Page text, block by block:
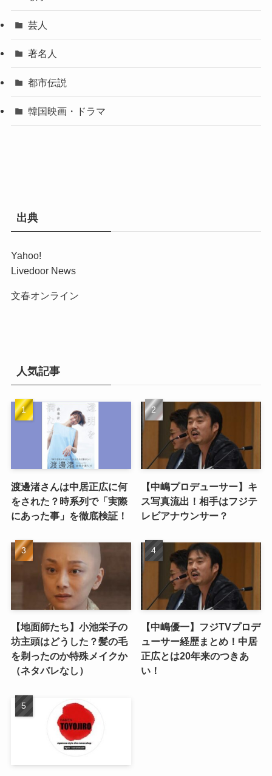
芸人
著名人
都市伝説
韓国映画・ドラマ
出典
Yahoo!
Livedoor News
文春オンライン
人気記事
渡邊渚さんは中居正広に何
をされた？時系列で「実際
にあった事」を徹底検証！
【中嶋プロデューサー】キ
ス写真流出！相手はフジテ
レビアナウンサー？
【地面師たち】小池栄子の
坊主頭はどうした？髪の毛
を剃ったのか特殊メイクか
（ネタバレなし）
【中嶋優一】フジTVプロデ
ューサー経歴まとめ！中居
正広とは20年来のつきあ
い！